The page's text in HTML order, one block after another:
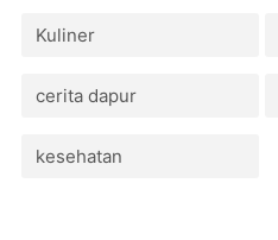
Kuliner
cerita dapur
kesehatan